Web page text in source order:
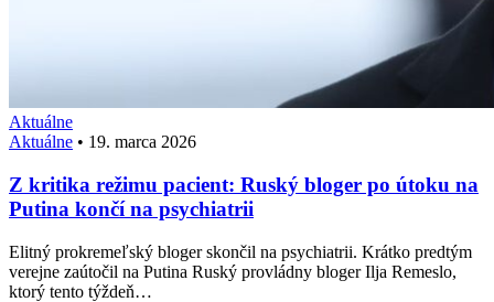
Aktuálne
Aktuálne • 19. marca 2026
Z kritika režimu pacient: Ruský bloger po útoku na
Putina končí na psychiatrii
Elitný prokremeľský bloger skončil na psychiatrii. Krátko predtým
verejne zaútočil na Putina Ruský provládny bloger Ilja Remeslo,
ktorý tento týždeň…